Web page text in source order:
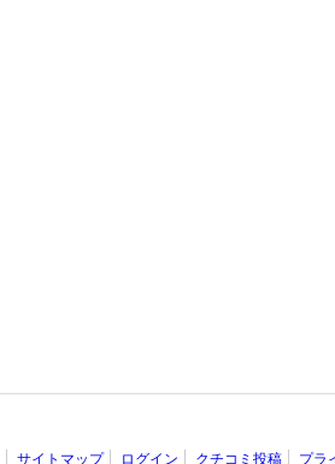
サイトマップ ログイン クチコミ投稿 プラ